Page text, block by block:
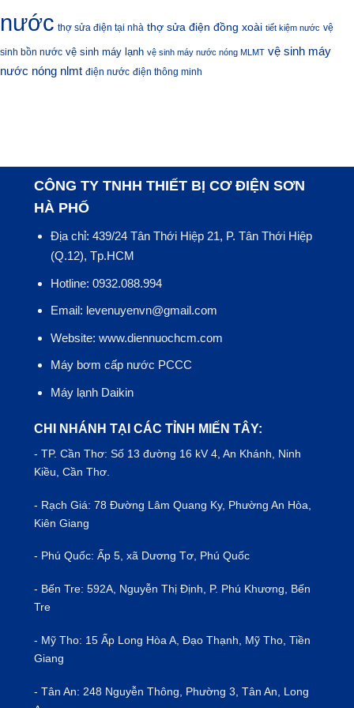
nước thợ sửa điện tại nhà thợ sửa điện đồng xoài tiết kiệm nước vệ
sinh bồn nước vệ sinh máy lạnh vệ sinh máy nước nóng MLMT vệ sinh máy
nước nóng nlmt điện nước điện thông minh
CÔNG TY TNHH THIẾT BỊ CƠ ĐIỆN SƠN
HÀ PHỐ
Địa chỉ: 439/24 Tân Thới Hiệp 21, P. Tân Thới Hiệp
(Q.12), Tp.HCM
Hotline: 0932.088.994
Email: levenuyenvn@gmail.com
Website: www.diennuochcm.com
Máy bơm cấp nước PCCC
Máy lạnh Daikin
CHI NHÁNH TẠI CÁC TỈNH MIẾN TÂY:
- TP.Cần Thơ: Số 13 đường 16 kV 4, An Khánh, Ninh
Kiều, Cần Thơ.
- Rạch Giá: 78 Đường Lâm Quang Ky, Phường An Hòa,
Kiên Giang
- Phú Quốc: Ấp 5, xã Dương Tơ, Phú Quốc
- Bến Tre: 592A, Nguyễn Thị Định, P. Phú Khương, Bến
Tre
- Mỹ Tho: 15 Ấp Long Hòa A, Đạo Thạnh, Mỹ Tho, Tiền
Giang
- Tân An: 248 Nguyễn Thông, Phường 3, Tân An, Long